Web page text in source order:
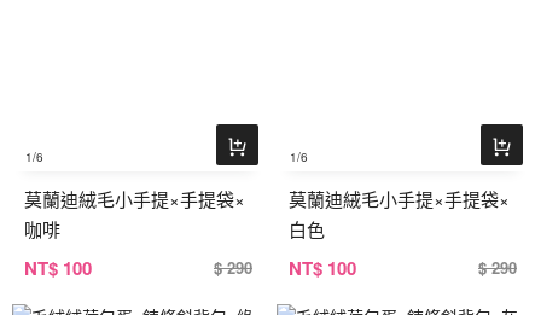
1/6
莫蘭迪絨毛小手提×手提袋×
咖啡
NT$ 100 $ 290
1/6
莫蘭迪絨毛小手提×手提袋×
白色
NT$ 100 $ 290